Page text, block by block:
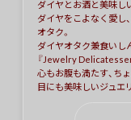
ダイヤとお酒と美味し
ダイヤをこよなく愛し
オタク。
ダイヤオタク兼食いし
『Jewelry
心もお腹も満たす、ち
目にも美味しいジュエ